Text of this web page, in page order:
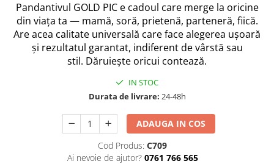
Pandantivul GOLD PIC e cadoul care merge la oricine
din viața ta — mamă, soră, prietenă, parteneră, fiică.
Are acea calitate universală care face alegerea ușoară
și rezultatul garantat, indiferent de vârstă sau
stil. Dăruiește oricui contează.
IN STOC
Durata de livrare: 24-48h
ADAUGA IN COS
Cod Produs: C709
Ai nevoie de ajutor? 0761 766 565